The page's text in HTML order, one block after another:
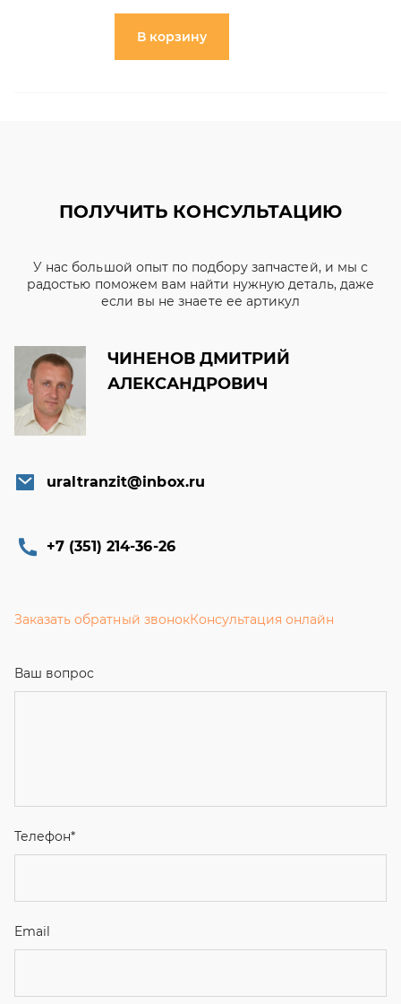
В корзину
ПОЛУЧИТЬ КОНСУЛЬТАЦИЮ
У нас большой опыт по подбору запчастей, и мы с
радостью поможем вам найти нужную деталь, даже
если вы не знаете ее артикул
ЧИНЕНОВ ДМИТРИЙ
АЛЕКСАНДРОВИЧ
uraltranzit@inbox.ru
+7 (351) 214-36-26
Заказать обратный звонокКонсультация онлайн
Ваш вопрос